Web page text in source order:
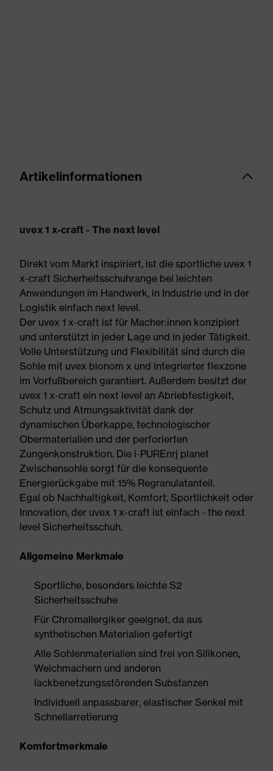
Artikelinformationen
uvex 1 x-craft - The next level
Direkt vom Markt inspiriert, ist die sportliche uvex 1
x-craft Sicherheitsschuhrange bei leichten
Anwendungen im Handwerk, in Industrie und in der
Logistik einfach next level.
Der uvex 1 x-craft ist für Macher:innen konzipiert
und unterstützt in jeder Lage und in jeder Tätigkeit.
Volle Unterstützung und Flexibilität sind durch die
Sohle mit uvex bionom x und integrierter flexzone
im Vorfußbereich garantiert. Außerdem besitzt der
uvex 1 x-craft ein next level an Abriebfestigkeit,
Schutz und Atmungsaktivität dank der
dynamischen Überkappe, technologischer
Obermaterialien und der perforierten
Zungenkonstruktion. Die i-PUREnrj planet
Zwischensohle sorgt für die konsequente
Energierückgabe mit 15% Regranulatanteil.
Egal ob Nachhaltigkeit, Komfort, Sportlichkeit oder
Innovation, der uvex 1 x-craft ist einfach - the next
level Sicherheitsschuh.
Allgemeine Merkmale
Sportliche, besonders leichte S2
Sicherheitsschuhe
Für Chromallergiker geeignet, da aus
synthetischen Materialien gefertigt
Alle Sohlenmaterialien sind frei von Silikonen,
Weichmachern und anderen
lackbenetzungsstörenden Substanzen
Individuell anpassbarer, elastischer Senkel mit
Schnellarretierung
Komfortmerkmale